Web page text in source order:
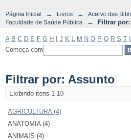
Página Inicial → Livros → Acervo das
Faculdade de Saúde Pública
→ Filtrar
A B C D E F G H J K M N O P Q R S T
Começa com
Filtrar por: Assunto
Exibindo itens 1-10
AGRICULTURA (4)
ANATOMIA (4)
ANIMAIS (4)